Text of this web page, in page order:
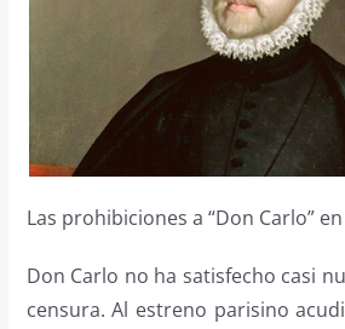
Las prohibiciones a “Don Carlo”
Don Carlo no ha satisfecho casi
censura. Al estreno parisino